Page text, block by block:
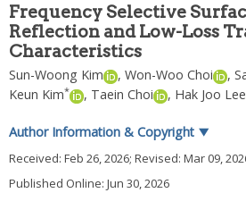
Frequency Selective
Reflection and Low-Loss
Characteristics
Sun-Woong Kim , Won-Woo Choi ,
Keun Kim* , Taein Choi , Hak Joo Lee
Author Information & Copyright ▼
Received: Feb 26, 2026; Revised: Mar 09,
Published Online: Jun 30, 2026